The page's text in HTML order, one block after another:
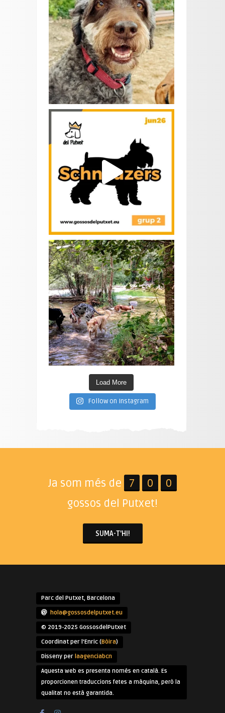
Load More
Follow on Instagram
Ja som més de 7 0
0
gossos del Putxet!
SUMA-T'HI!
Parc del Putxet, Barcelona
hola@gossosdelputxet.eu
© 2019-2025 GossosdelPutxet
Coordinat per l'Enric (Bòira)
Disseny per laagenciabcn
Aquesta web es presenta només en català. Es
proporcionen traduccions fetes a màquina, però la
qualitat no està garantida.